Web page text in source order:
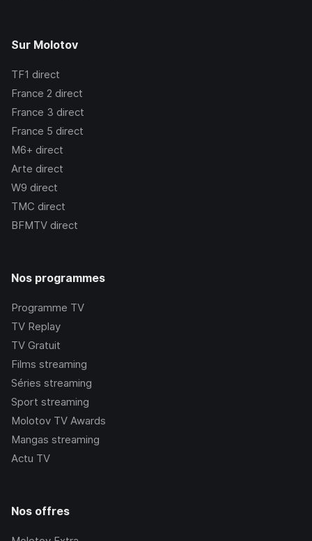
Sur Molotov
TF1 direct
France 2 direct
France 3 direct
France 5 direct
M6+ direct
Arte direct
W9 direct
TMC direct
BFMTV direct
Nos programmes
Programme TV
TV Replay
TV Gratuit
Films streaming
Séries streaming
Sport streaming
Molotov TV Awards
Mangas streaming
Actu TV
Nos offres